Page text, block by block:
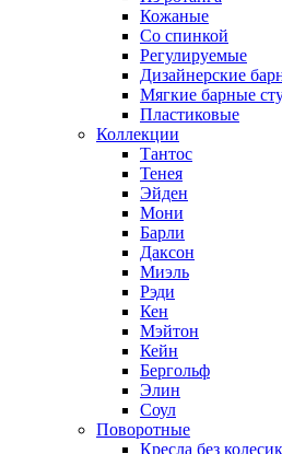
Кожаные
Со спинкой
Регулируемые
Дизайнерские
Мягкие барные
Пластиковые
Коллекции
Тантос
Тенея
Эйден
Мони
Барли
Даксон
Миэль
Рэди
Кен
Мэйтон
Кейн
Бергольф
Элин
Соул
Поворотные
Кресла без